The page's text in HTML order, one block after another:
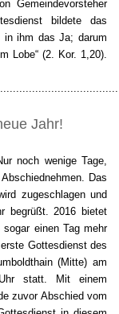
Gemeindevorsteher
bildete das
in ihm das Ja; darum
Lobe“ (2. Kor. 1,20).
Jahr!
noch wenige Tage,
Das
zugeschlagen und
begrüßt. 2016 bietet
sogar einen Tag mehr
Gottesdienst des
(Mitte) am
statt. Mit einem
zuvor Abschied vom